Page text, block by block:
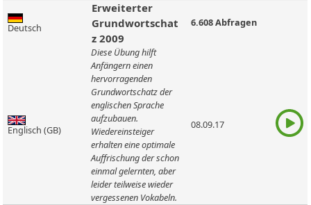
Deutsch
Erweiterter
Grundwortschat
z 2009
6.608 Abfragen
Englisch (GB)
Diese Übung hilft
Anfängern einen
hervorragenden
Grundwortschatz der
englischen Sprache
aufzubauen.
Wiedereinsteiger
erhalten eine optimale
Auffrischung der schon
einmal gelernten, aber
leider teilweise wieder
vergessenen Vokabeln.
08.09.17